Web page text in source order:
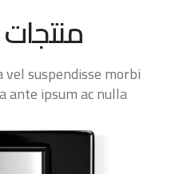
vel suspendisse morbi
ante ipsum ac nulla.